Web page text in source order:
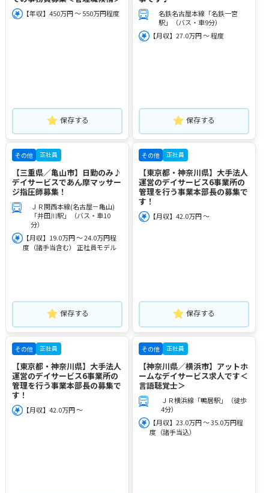
【年収】450万円 ～ 550万円程度
保存する
名鉄名古屋本線「名鉄一宮
駅」（バス・車9分）
【月収】27.0万円 ～ 程度
保存する
その他 正社員
【三重県／亀山市】日勤のみ♪
デイサービスであん摩マッサー
ジ指圧師募集！
ＪＲ関西本線(名古屋－亀山)
「井田川駅」（バス・車10
分）
【月収】19.0万円 ～ 24.0万円程
度（諸手当含む） 正社員モデル
保存する
その他 正社員
【東京都・神奈川県】大手法人
運営のデイサービス6事業所の
管理を行う事業本部長の募集で
す！
【月収】42.0万円 ～
保存する
その他 正社員
【東京都・神奈川県】大手法人
運営のデイサービス6事業所の
管理を行う事業本部長の募集で
す！
【月収】42.0万円 ～
その他 正社員
【神奈川県／横浜市】アットホ
ームなデイサービス求人です＜
言語聴覚士＞
ＪＲ横浜線「鴨居駅」（徒歩
4分）
【月収】23.0万円 ～ 35.0万円程
度（諸手当込）